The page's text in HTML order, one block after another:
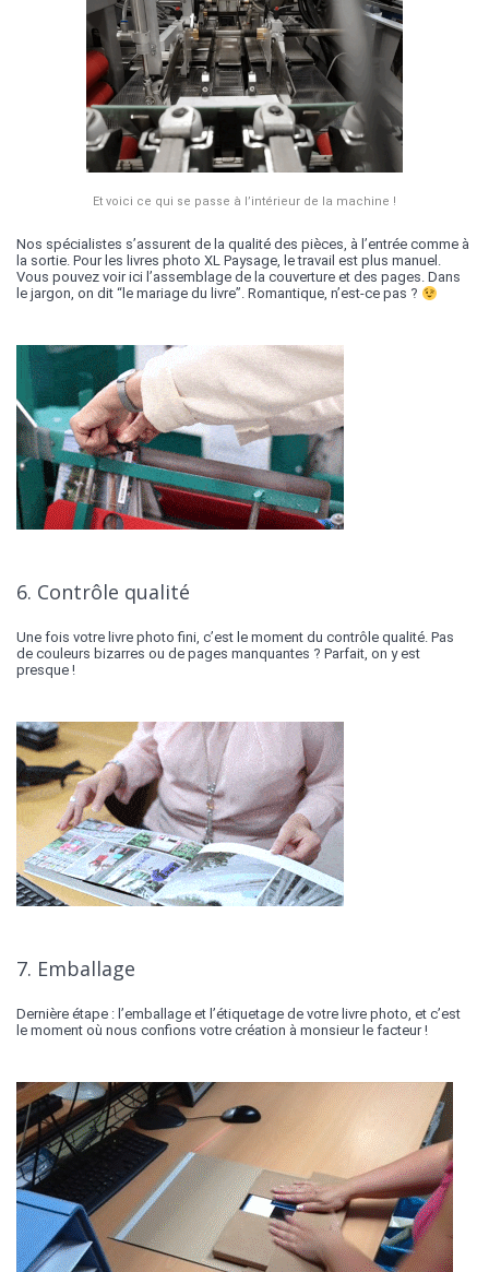
Et voici ce qui se passe à l’intérieur de la machine !
Nos spécialistes s’assurent de la qualité des pièces, à l’entrée comme à
la sortie. Pour les livres photo XL Paysage, le travail est plus manuel.
Vous pouvez voir ici l’assemblage de la couverture et des pages. Dans
le jargon, on dit “le mariage du livre”. Romantique, n’est-ce pas ?
6. Contrôle qualité
Une fois votre livre photo fini, c’est le moment du contrôle qualité. Pas
de couleurs bizarres ou de pages manquantes ? Parfait, on y est
presque !
7. Emballage
Dernière étape : l’emballage et l’étiquetage de votre livre photo, et c’est
le moment où nous confions votre création à monsieur le facteur !